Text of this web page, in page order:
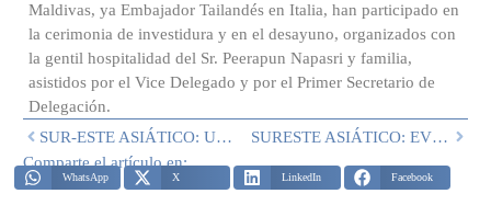
Maldivas, ya Embajador Tailandés en Italia, han participado en
la cerimonia de investidura y en el desayuno, organizados con
la gentil hospitalidad del Sr. Peerapun Napasri y familia,
asistidos por el Vice Delegado y por el Primer Secretario de
Delegación.
SUR-ESTE ASIÁTICO: ULTERIORES ACTIVIDADES Y DONACIÓNES
SURESTE ASIÁTICO: EVENTOS Y DONACIONES ADICIONALES
Comparte el artículo en:
WhatsApp X LinkedIn Facebook